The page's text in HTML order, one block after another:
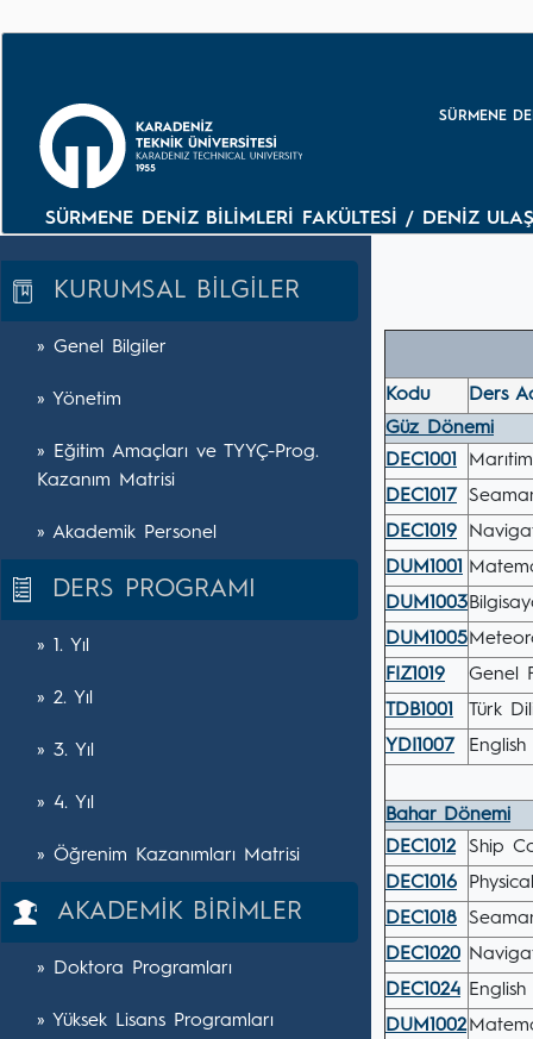
SÜRMENE
SÜRMENE DENİZ BİLİMLERİ FAKÜLTESİ / DENİZ
KURUMSAL BİLGİLER
» Genel Bilgiler
» Yönetim
» Eğitim Amaçları ve TYYÇ-Prog.
Kazanım Matrisi
» Akademik Personel
DERS PROGRAMI
» 1. Yıl
» 2. Yıl
» 3. Yıl
» 4. Yıl
» Öğrenim Kazanımları Matrisi
AKADEMİK BİRİMLER
» Doktora Programları
» Yüksek Lisans Programları
Kodu
Ders
Güz Dönemi
DEC1001
DEC1017
DEC1019
DUM1001
DUM1003
DUM1005
FIZ1019
Genel
TDB1001
Türk
YDI1007
Bahar Dönemi
DEC1012
Ship
DEC1016
DEC1018
DEC1020
DEC1024
DUM1002